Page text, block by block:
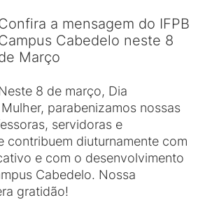
a mensagem do IFPB
Cabedelo neste 8
Março
8 de março, Dia
parabenizamos nossas
servidoras e
contribuem diuturnamente com
e com o desenvolvimento
Cabedelo. Nossa
gratidão!